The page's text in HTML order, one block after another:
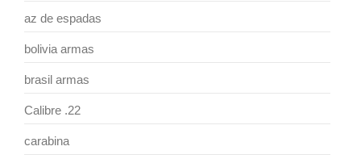
az de espadas
bolivia armas
brasil armas
Calibre .22
carabina